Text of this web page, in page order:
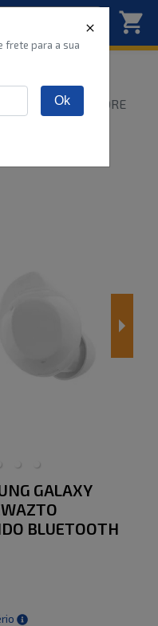
GALAXY BUDS CORE
GALAXY
BLUETOOTH
frete para a sua
Ok